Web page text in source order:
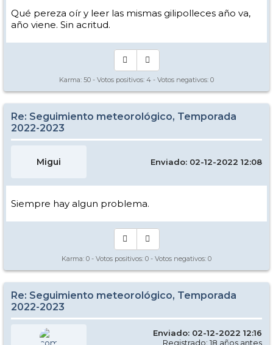
Qué pereza oír y leer las mismas gilipolleces año va,
año viene. Sin acritud.
Karma: 50 - Votos positivos: 4 - Votos negativos: 0
Re: Seguimiento meteorológico, Temporada
2022-2023
Migui Enviado: 02-12-2022 12:08
Siempre hay algun problema.
Karma: 0 - Votos positivos: 0 - Votos negativos: 0
Re: Seguimiento meteorológico, Temporada
2022-2023
Enviado: 02-12-2022 12:16
Registrado: 18 años antes